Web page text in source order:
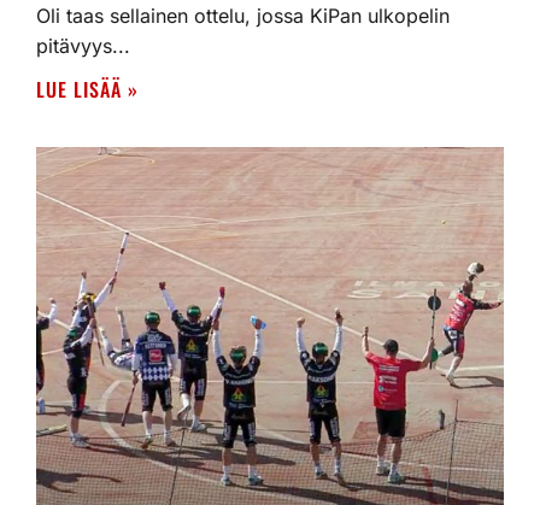
Oli taas sellainen ottelu, jossa KiPan ulkopelin
pitävyys...
LUE LISÄÄ »